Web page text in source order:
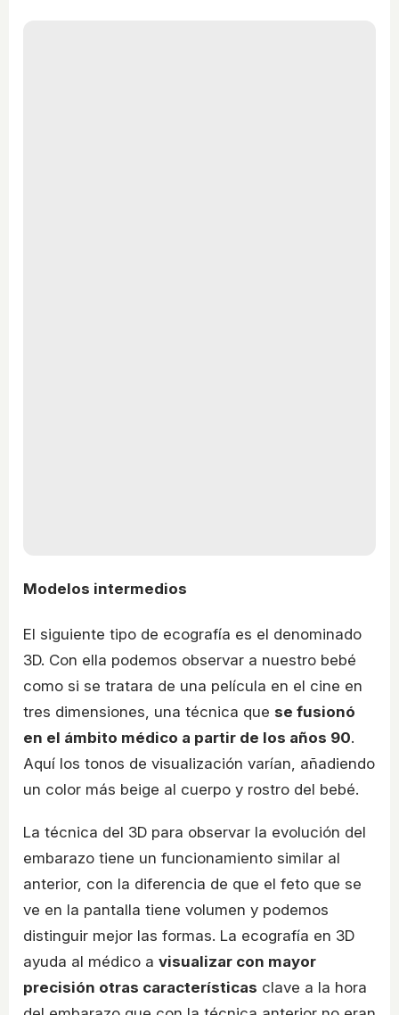
Modelos intermedios
El siguiente tipo de ecografía es el denominado
3D. Con ella podemos observar a nuestro bebé
como si se tratara de una película en el cine en
tres dimensiones, una técnica que se fusionó
en el ámbito médico a partir de los años 90.
Aquí los tonos de visualización varían, añadiendo
un color más beige al cuerpo y rostro del bebé.
La técnica del 3D para observar la evolución del
embarazo tiene un funcionamiento similar al
anterior, con la diferencia de que el feto que se
ve en la pantalla tiene volumen y podemos
distinguir mejor las formas. La ecografía en 3D
ayuda al médico a visualizar con mayor
precisión otras características clave a la hora